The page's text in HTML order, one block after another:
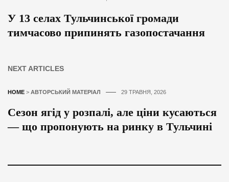
У 13 селах Тульчинської громади
тимчасово припинять газопостачання
NEXT ARTICLES
HOME > АВТОРСЬКИЙ МАТЕРІАЛ 29 ТРАВНЯ, 2026
Сезон ягід у розпалі, але ціни кусаються
— що пропонують на ринку в Тульчині